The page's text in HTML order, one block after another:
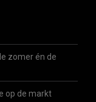
zomer én de
op de markt